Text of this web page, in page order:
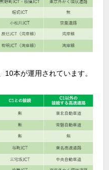
本が運用されています。